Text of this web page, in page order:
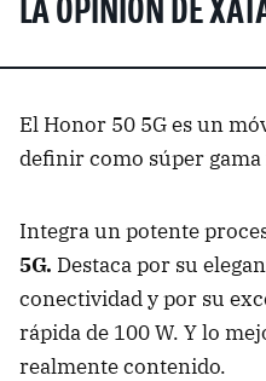
LA OPINIÓN DE
El Honor 50 5G es un
definir como súper gama
Integra un potente
5G. Destaca por su
conectividad y por su
rápida de 100 W. Y lo
realmente contenido.